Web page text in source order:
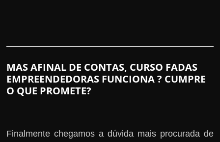
MAS AFINAL DE CONTAS, CURSO FADAS
EMPREENDEDORAS FUNCIONA ? CUMPRE
O QUE PROMETE?
Finalmente chegamos a dúvida mais procurada de